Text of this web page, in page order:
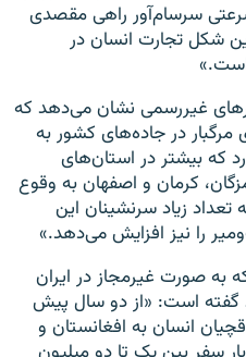
سرسام‌آور راهی مقصدی
شکل تجارت انسان در
است.»
غیررسمی نشان می‌دهد که
مرگبار در جاده‌های کشور به
که بیشتر در استان‌های
کرمان و اصفهان به وقوع
زیاد سرنشینان این
را نیز افزایش می‌دهد.»
افغان ٢٣ساله، که به صورت غیرمجاز در ایران
گفته است: «از دو ‌سال پیش
انسان به افغانستان و